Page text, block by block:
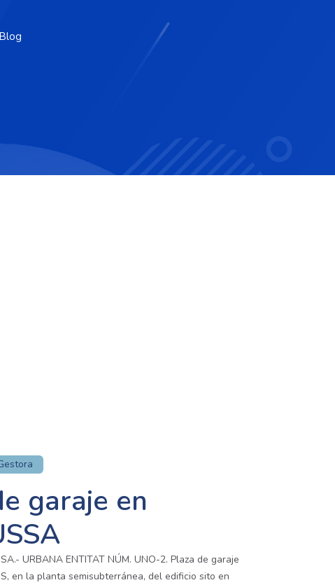
Blog
garaje en
URBANA ENTITAT NÚM. UNO-2. Plaza de garaje
en la planta semisubterránea, del edificio sito en